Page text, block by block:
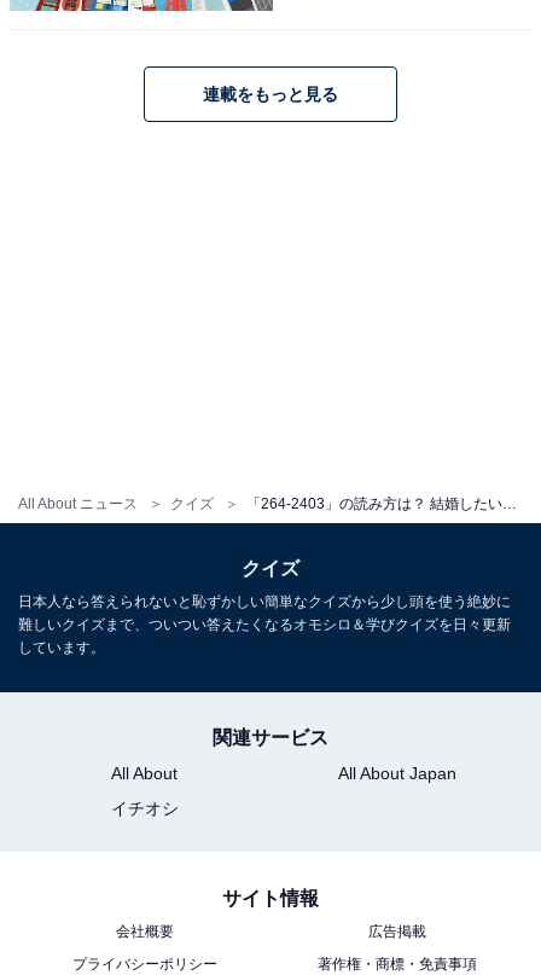
All About ニュース クイズ
・
ヒントは“待ち合わせ”【ポケベル暗号クイズ】
連載をもっと見る
クイズ
日本人なら答えられないと恥ずかしい簡単なクイズから少し頭を使う絶妙に
難しいクイズまで、ついつい答えたくなるオモシロ＆学びクイズを日々更新
しています。
関連サービス
All About
All About Japan
イチオシ
サイト情報
会社概要
広告掲載
プライバシーポリシー
著作権・商標・免責事項